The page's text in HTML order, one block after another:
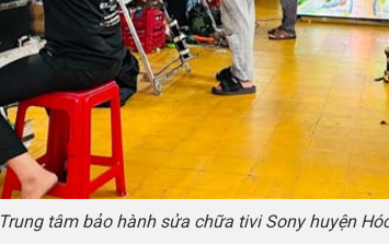
Trung tâm bảo hành sửa chữa tivi Sony huyện